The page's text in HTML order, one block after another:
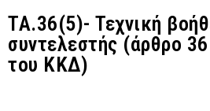
TA.36(5)- Τεχνική
συντελεστής (άρθρο
του ΚΚΔ)